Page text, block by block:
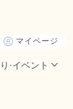
マイページ
·イベント